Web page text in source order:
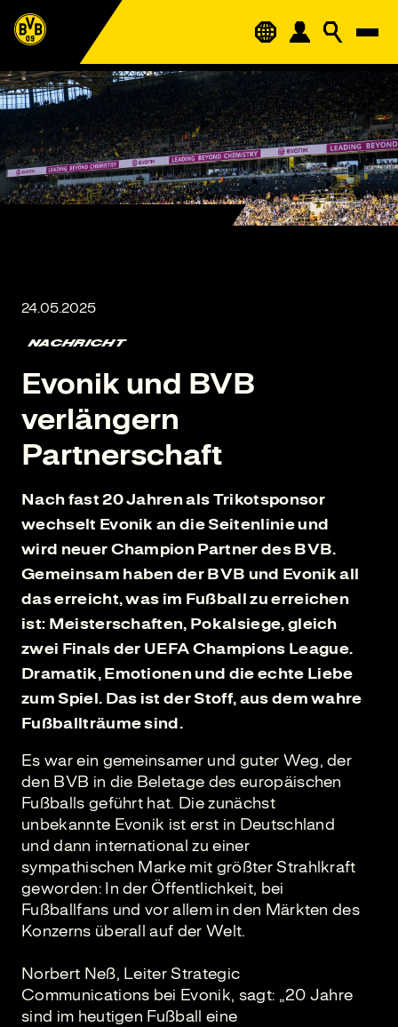
NACHRICHT
Evonik und BVB
verlängern
Partnerschaft
Nach fast 20 Jahren als Trikotsponsor
wechselt Evonik an die Seitenlinie und
wird neuer Champion Partner des BVB.
Gemeinsam haben der BVB und Evonik all
das erreicht, was im Fußball zu erreichen
ist: Meisterschaften, Pokalsiege, gleich
zwei Finals der UEFA Champions League.
Dramatik, Emotionen und die echte Liebe
zum Spiel. Das ist der Stoff, aus dem wahre
Fußballträume sind.
Es war ein gemeinsamer und guter Weg, der
den BVB in die Beletage des europäischen
Fußballs geführt hat. Die zunächst
unbekannte Evonik ist erst in Deutschland
und dann international zu einer
sympathischen Marke mit größter Strahlkraft
geworden: In der Öffentlichkeit, bei
Fußballfans und vor allem in den Märkten des
Konzerns überall auf der Welt.
Norbert Neß, Leiter Strategic
Communications bei Evonik, sagt: „20 Jahre
sind im heutigen Fußball eine